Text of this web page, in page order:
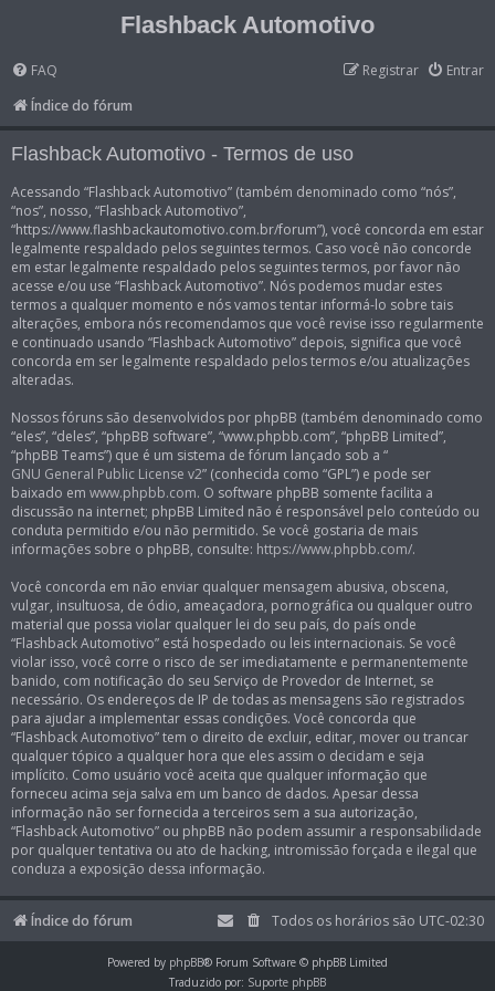
Flashback Automotivo
FAQ Entrar
Registrar
Índice do fórum
Flashback Automotivo - Termos de uso
Acessando “Flashback Automotivo” (também denominado como “nós”,
“nos”, nosso, “Flashback Automotivo”,
“https://www.flashbackautomotivo.com.br/forum”), você concorda em estar
legalmente respaldado pelos seguintes termos. Caso você não concorde
em estar legalmente respaldado pelos seguintes termos, por favor não
acesse e/ou use “Flashback Automotivo”. Nós podemos mudar estes
termos a qualquer momento e nós vamos tentar informá-lo sobre tais
alterações, embora nós recomendamos que você revise isso regularmente
e continuado usando “Flashback Automotivo” depois, significa que você
concorda em ser legalmente respaldado pelos termos e/ou atualizações
alteradas.
Nossos fóruns são desenvolvidos por phpBB (também denominado como
“eles”, “deles”, “phpBB software”, “www.phpbb.com”, “phpBB Limited”,
“phpBB Teams”) que é um sistema de fórum lançado sob a “
GNU General Public License v2” (conhecida como “GPL”) e pode ser
baixado em www.phpbb.com. O software phpBB somente facilita a
discussão na internet; phpBB Limited não é responsável pelo conteúdo ou
conduta permitido e/ou não permitido. Se você gostaria de mais
informações sobre o phpBB, consulte: https://www.phpbb.com/.
Você concorda em não enviar qualquer mensagem abusiva, obscena,
vulgar, insultuosa, de ódio, ameaçadora, pornográfica ou qualquer outro
material que possa violar qualquer lei do seu país, do país onde
“Flashback Automotivo” está hospedado ou leis internacionais. Se você
violar isso, você corre o risco de ser imediatamente e permanentemente
banido, com notificação do seu Serviço de Provedor de Internet, se
necessário. Os endereços de IP de todas as mensagens são registrados
para ajudar a implementar essas condições. Você concorda que
“Flashback Automotivo” tem o direito de excluir, editar, mover ou trancar
qualquer tópico a qualquer hora que eles assim o decidam e seja
implícito. Como usuário você aceita que qualquer informação que
forneceu acima seja salva em um banco de dados. Apesar dessa
informação não ser fornecida a terceiros sem a sua autorização,
“Flashback Automotivo” ou phpBB não podem assumir a responsabilidade
por qualquer tentativa ou ato de hacking, intromissão forçada e ilegal que
conduza a exposição dessa informação.
Índice do fórum Todos os horários são UTC-02:30
Powered by phpBB® Forum Software © phpBB Limited
Traduzido por: Suporte phpBB